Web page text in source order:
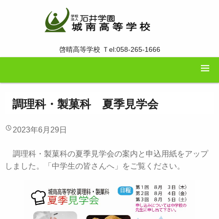
啓晴高等学校 Ｔel:058-265-1666
調理科・製菓科 夏季見学会
2023年6月29日
調理科・製菓科の夏季見学会の案内と申込用紙をアップ
しました。「中学生の皆さんへ」をご覧ください。